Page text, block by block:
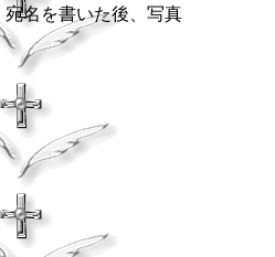
名を書いた後、写真